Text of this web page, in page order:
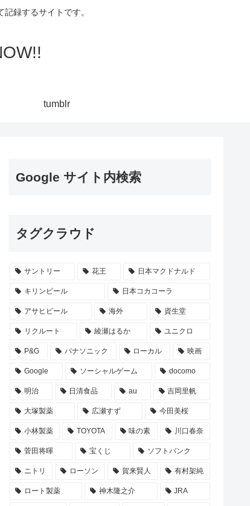
録するサイトです。
tumblr
Google サイト内検索
タグクラウド
サントリー 花王 日本マクドナルド
キリンビール 日本コカコーラ
アサヒビール 海外 資生堂
リクルート 綾瀬はるか ユニクロ
P&G パナソニック ローカル 映画
Google ソーシャルゲーム docomo
明治 日清食品 au 吉岡里帆
大塚製薬 広瀬すず 今田美桜
小林製薬 TOYOTA 味の素 川口春奈
菅田将暉 宝くじ ソフトバンク
ニトリ ローソン 賀来賢人 有村架純
ロート製薬 神木隆之介 JRA